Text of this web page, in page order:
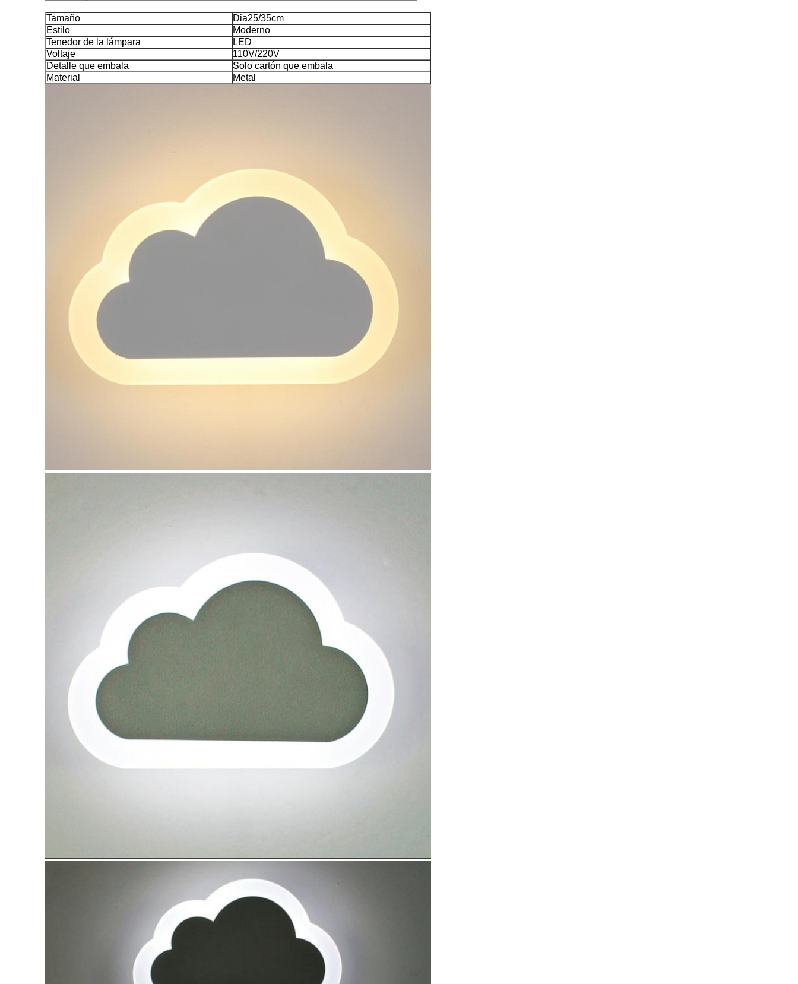
Deja un mensaje
PRESENTACIóN
Tamaño
Dia25/35cm
Estilo
Moderno
Tenedor de la lámpara
LED
Voltaje
110V/220V
Detalle que embala
Solo cartón que embala
Material
Metal